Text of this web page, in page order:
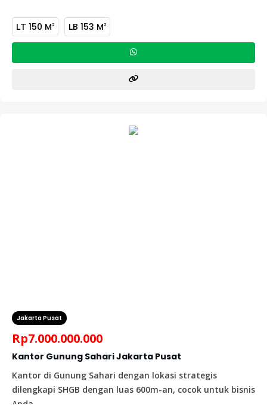
LT 150 M2 LB 153 M2
Jakarta Pusat
Rp7.000.000.000
Kantor Gunung Sahari Jakarta Pusat
Kantor di Gunung Sahari dengan lokasi strategis
dilengkapi SHGB dengan luas 600m-an, cocok untuk bisnis
Anda